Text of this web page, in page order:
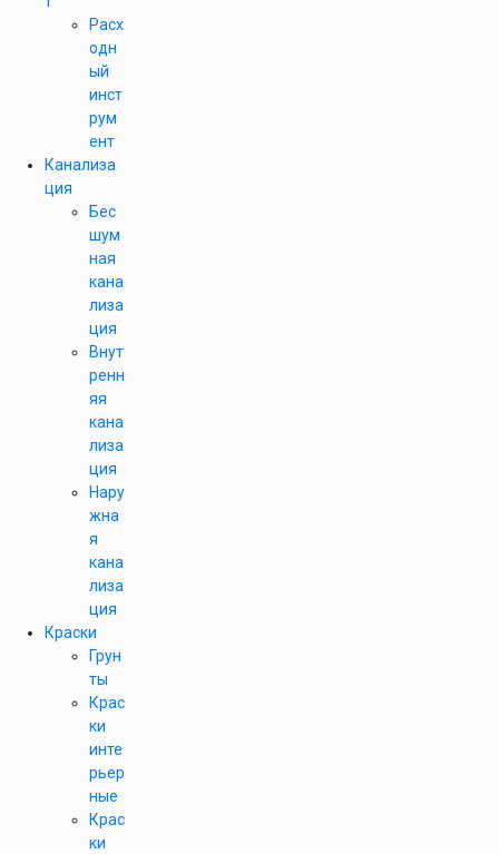
Расх
одн
ый
инст
рум
ент
Канализа
ция
Бес
шум
ная
кана
лиза
ция
Внут
ренн
яя
кана
лиза
ция
Нару
жна
я
кана
лиза
ция
Краски
Грун
ты
Крас
ки
инте
рьер
ные
Крас
ки